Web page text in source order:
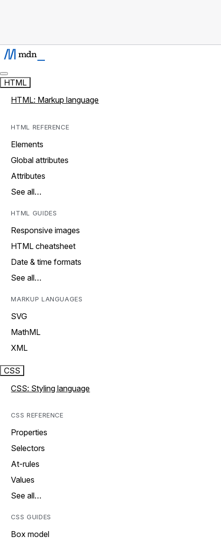
HTML
HTML: Markup language
HTML REFERENCE
Elements
Global attributes
Attributes
See all…
HTML GUIDES
Responsive images
HTML cheatsheet
Date & time formats
See all…
MARKUP LANGUAGES
SVG
MathML
XML
CSS
CSS: Styling language
CSS REFERENCE
Properties
Selectors
At-rules
Values
See all…
CSS GUIDES
Box model